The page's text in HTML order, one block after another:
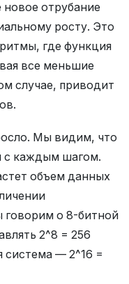
отрубание
росту. Это
где функция
все меньшие
случае, приводит
Мы видим, что
с каждым шагом.
объем данных
говорим о 8-битной
2^8 = 256
система — 2^16 =